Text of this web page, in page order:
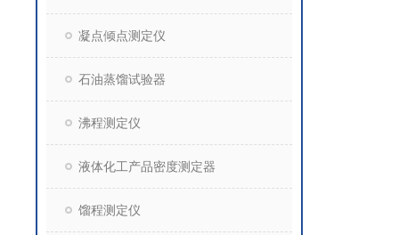
凝点倾点测定仪
石油蒸馏试验器
沸程测定仪
液体化工产品密度测定器
馏程测定仪